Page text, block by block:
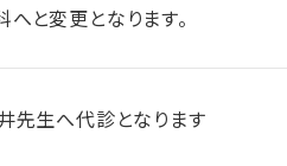
と変更となります。
先生へ代診となります